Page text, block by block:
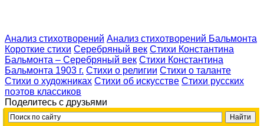
Анализ стихотворений Анализ стихотворений Бальмонта
Короткие стихи Серебряный век Стихи Константина
Бальмонта – Серебряный век Стихи Константина
Бальмонта 1903 г. Стихи о религии Стихи о таланте
Стихи о художниках Стихи об искусстве Стихи русских
поэтов классиков
Поделитесь с друзьями